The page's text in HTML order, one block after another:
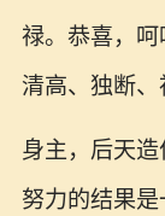
禄。恭喜，呵
清高、独断、
身主，后天
努力的结果